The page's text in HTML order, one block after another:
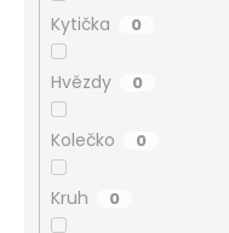
Kytička 0
Hvězdy 0
Kolečko 0
Kruh 0